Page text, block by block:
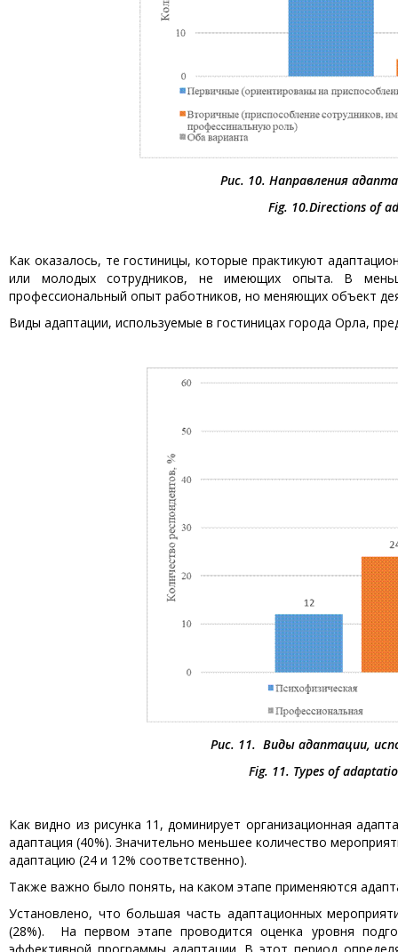
Рис. 10. Направления
Fig. 10.Directions of
Как оказалось, те гостиницы, которые практикуют
или молодых сотрудников, не имеющих опыта. В
профессиональный опыт работников, но меняющих объект
Виды адаптации, используемые в гостиницах города Орла,
Рис. 11. Виды адаптации,
Fig. 11. Types of
Как видно из рисунка 11, доминирует организационная
адаптация (40%). Значительно меньшее количество
адаптацию (24 и 12% соответственно).
Также важно было понять, на каком этапе применяются
Установлено, что большая часть адаптационных
(28%). На первом этапе проводится оценка уровня